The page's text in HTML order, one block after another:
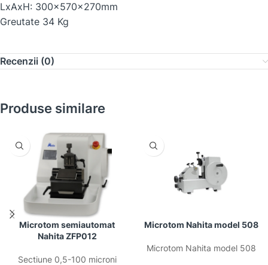
LxAxH: 300x570x270mm
Greutate 34 Kg
Recenzii (0)
Produse similare
Microtom semiautomat
Nahita ZFP012
Sectiune 0,5-100 microni
Microtom Nahita model 508
Microtom Nahita model 508